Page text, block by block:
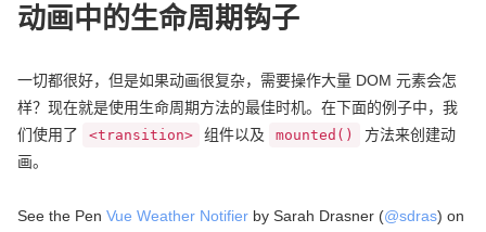
动画中的生命周期钩子
一切都很好，但是如果动画很复杂，需要操作大量 DOM 元素会怎
样？现在就是使用生命周期方法的最佳时机。在下面的例子中，我
们使用了
<transition> 组件以及 mounted()
方法来创建动
画。
See the Pen Vue Weather Notifier by Sarah Drasner (@sdras) on